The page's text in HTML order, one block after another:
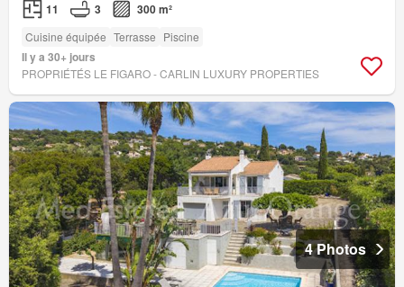
11 3 300 m²
Cuisine équipée Terrasse Piscine
Il y a 30+ jours
PROPRIÉTÉS LE FIGARO - CARLIN LUXURY PROPERTIES
4 Photos